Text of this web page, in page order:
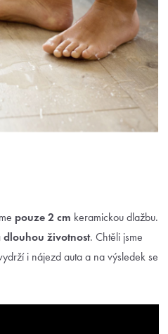
pouze 2 cm keramickou dlažbu.
dlouhou životnost. Chtěli jsme
i nájezd auta a na výsledek se